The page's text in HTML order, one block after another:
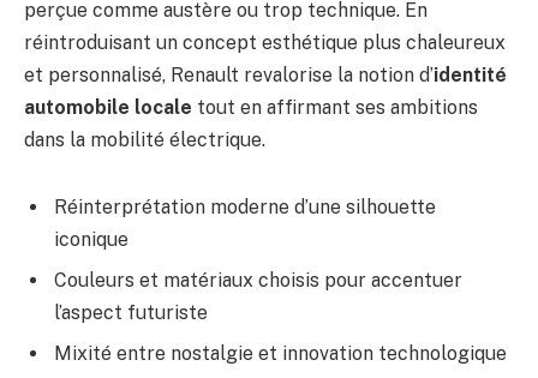
perçue comme austère ou trop technique. En
réintroduisant un concept esthétique plus chaleureux
et personnalisé, Renault revalorise la notion d’identité
automobile locale tout en affirmant ses ambitions
dans la mobilité électrique.
Réinterprétation moderne d’une silhouette
iconique
Couleurs et matériaux choisis pour accentuer
l’aspect futuriste
Mixité entre nostalgie et innovation technologique